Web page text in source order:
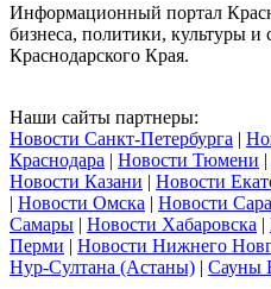
Информационный портал
бизнеса, политики, культуры и
Краснодарского Края.
Наши сайты партнеры:
Новости Санкт-Петербурга |
Краснодара | Новости Тюмени |
Новости Казани | Новости
| Новости Омска | Новости
Самары | Новости Хабаровска |
Перми | Новости Нижнего
Нур-Султана (Астаны) | Сауны